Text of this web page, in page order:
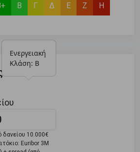
Β
Ενεργειακή
Κλάση: Β
Γ Δ Ε Ζ Η
δανείου 10.000€
Euribor 3M